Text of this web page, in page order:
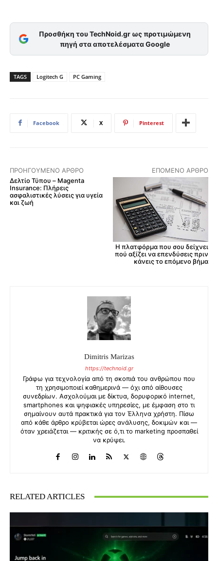
Προσθήκη του TechNoid.gr ως προτιμώμενη
πηγή στα αποτελέσματα Google
TAGS Logitech G PC Gaming
Facebook X Pinterest
ΠΡΟΗΓΟΎΜΕΝΟ ΆΡΘΡΟ
Δελτίο Τύπου – Magenta
Insurance: Πλήρεις
ασφαλιστικές λύσεις για υγεία
και ζωή
ΕΠΌΜΕΝΟ ΆΡΘΡΟ
Η πλατφόρμα που σου δείχνει
πού αξίζει να επενδύσεις πριν
κάνεις το επόμενο βήμα
Dimitris Marizas
https://technoid.gr
Γράφω για τεχνολογία από τη σκοπιά του ανθρώπου που
τη χρησιμοποιεί καθημερινά — όχι από αίθουσες
συνεδρίων. Ασχολούμαι με δίκτυα, δορυφορικό internet,
smartphones και ψηφιακές υπηρεσίες, με έμφαση στο τι
σημαίνουν αυτά πρακτικά για τον Έλληνα χρήστη. Πίσω
από κάθε άρθρο κρύβεται ώρες ανάλυσης, δοκιμών και —
όταν χρειάζεται — κριτικής σε ό,τι το marketing προσπαθεί
να κρύψει.
RELATED ARTICLES